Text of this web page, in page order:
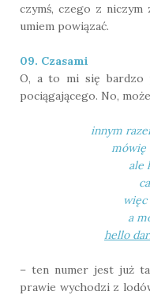
czymś, czego z
umiem powiązać.
09. Czasami
O, a to mi się bardzo
pociągającego. No,
innym
mówię
ale
więc
a
hello
– ten numer jest już
prawie wychodzi z